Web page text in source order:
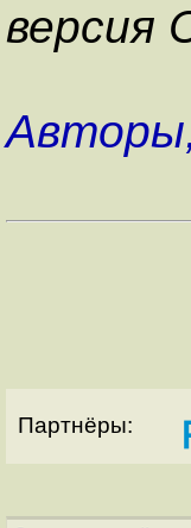
версия
Партнёры: